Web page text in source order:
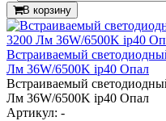
В корзину
Встраиваемый
Лм 36W/6500K ip40 Опал
Встраиваемый
Лм 36W/6500K ip40 Опал
Артикул: -